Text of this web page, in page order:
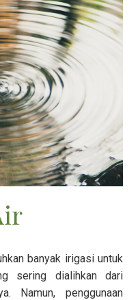
banyak irigasi untuk
sering dialihkan dari
Namun, penggunaan